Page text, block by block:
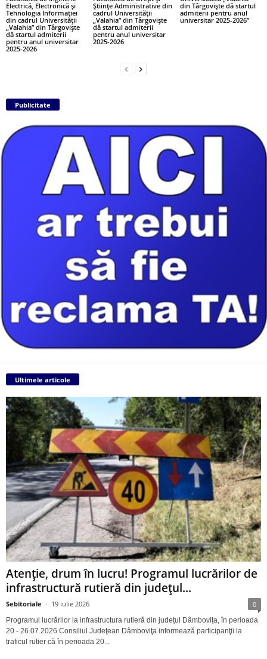
Electrică, Electronică și
Tehnologia Informației
din cadrul Universității
„Valahia” din Târgoviște
dă startul admiterii
pentru anul universitar
2025-2026
Științe Administrative din
cadrul Universității
„Valahia” din Târgoviște
dă startul admiterii
pentru anul universitar
2025-2026
din Târgoviște dă startul
admiterii pentru anul
universitar 2025-2026”
Publicitate
Ultimele articole
Atenție, drum în lucru! Programul lucrărilor de
infrastructură rutieră din județul...
Sebitoriale - 19 iulie 2026 0
Programul lucrărilor la infrastructura rutieră din județul Dâmbovița, în perioada
20 - 26.07.2026 Consiliul Judeţean Dâmboviţa informează participanţii la
traficul rutier că în perioada 20...